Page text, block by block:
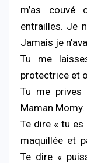
m’as
entrailles. Je
Jamais je
Tu me
protectrice et
Tu me prives
Maman Momy.
Te dire « tu es
maquillée et
Te dire «